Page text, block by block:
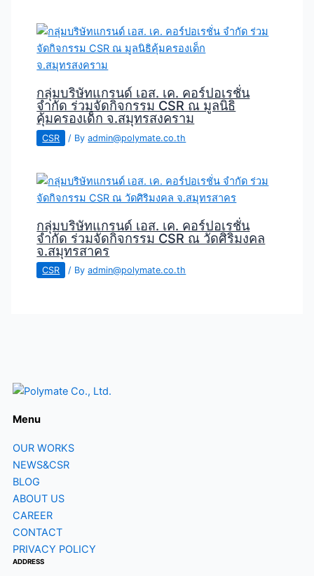
กลุ่มบริษัทแกรนด์ เอส. เค. คอร์ปอเรชั่น
จำกัด ร่วมจัดกิจกรรม CSR ณ มูลนิธิ
คุ้มครองเด็ก จ.สมุทรสงคราม
CSR / Byadmin@polymate.co.th
กลุ่มบริษัทแกรนด์ เอส. เค. คอร์ปอเรชั่น
จำกัด ร่วมจัดกิจกรรม CSR ณ วัดศิริมงคล
จ.สมุทรสาคร
CSR / Byadmin@polymate.co.th
Menu
OUR WORKS
NEWS&CSR
BLOG
ABOUT US
CAREER
CONTACT
PRIVACY POLICY
ADDRESS